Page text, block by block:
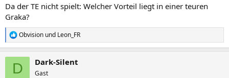
Da der TE nicht spielt: Welcher Vorteil liegt in einer teuren
Graka?
R
e
Obvision und Leon_FR
D Dark-Silent
Gast